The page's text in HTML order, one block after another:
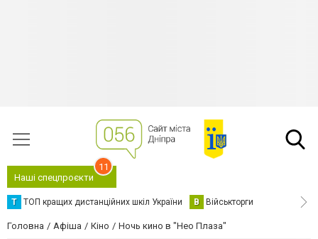
Наші спецпроєкти
11
Т ТОП кращих дистанційних шкіл України В Військторги
Головна Афіша Кіно Ночь кино в "Нео Плаза"